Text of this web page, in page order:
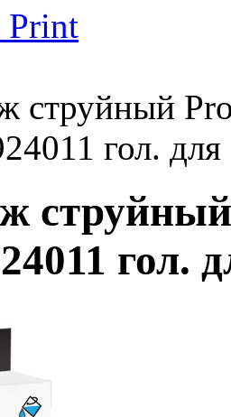
Print
струйный
гол.
гол.